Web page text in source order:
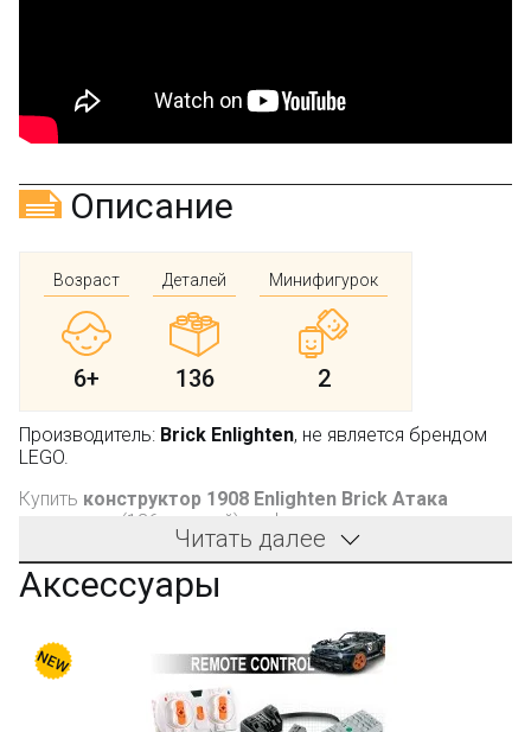
Описание
Возраст
6+
Деталей
136
Минифигурок
2
Производитель: Brick Enlighten, не является брендом
LEGO.
Купить конструктор 1908 Enlighten Brick Атака
(136 деталей) у официального дилера
фабрики - интернет магазина Bootlegbricks.ru
Производитель - фабрика Brick Enlighten (не LEGO).
Компания производит качественные конструкторы.
Детали имеют универсальные размеры и совместимы с
конструкторами других оригинальных брендов.
Читать далее
Аксессуары